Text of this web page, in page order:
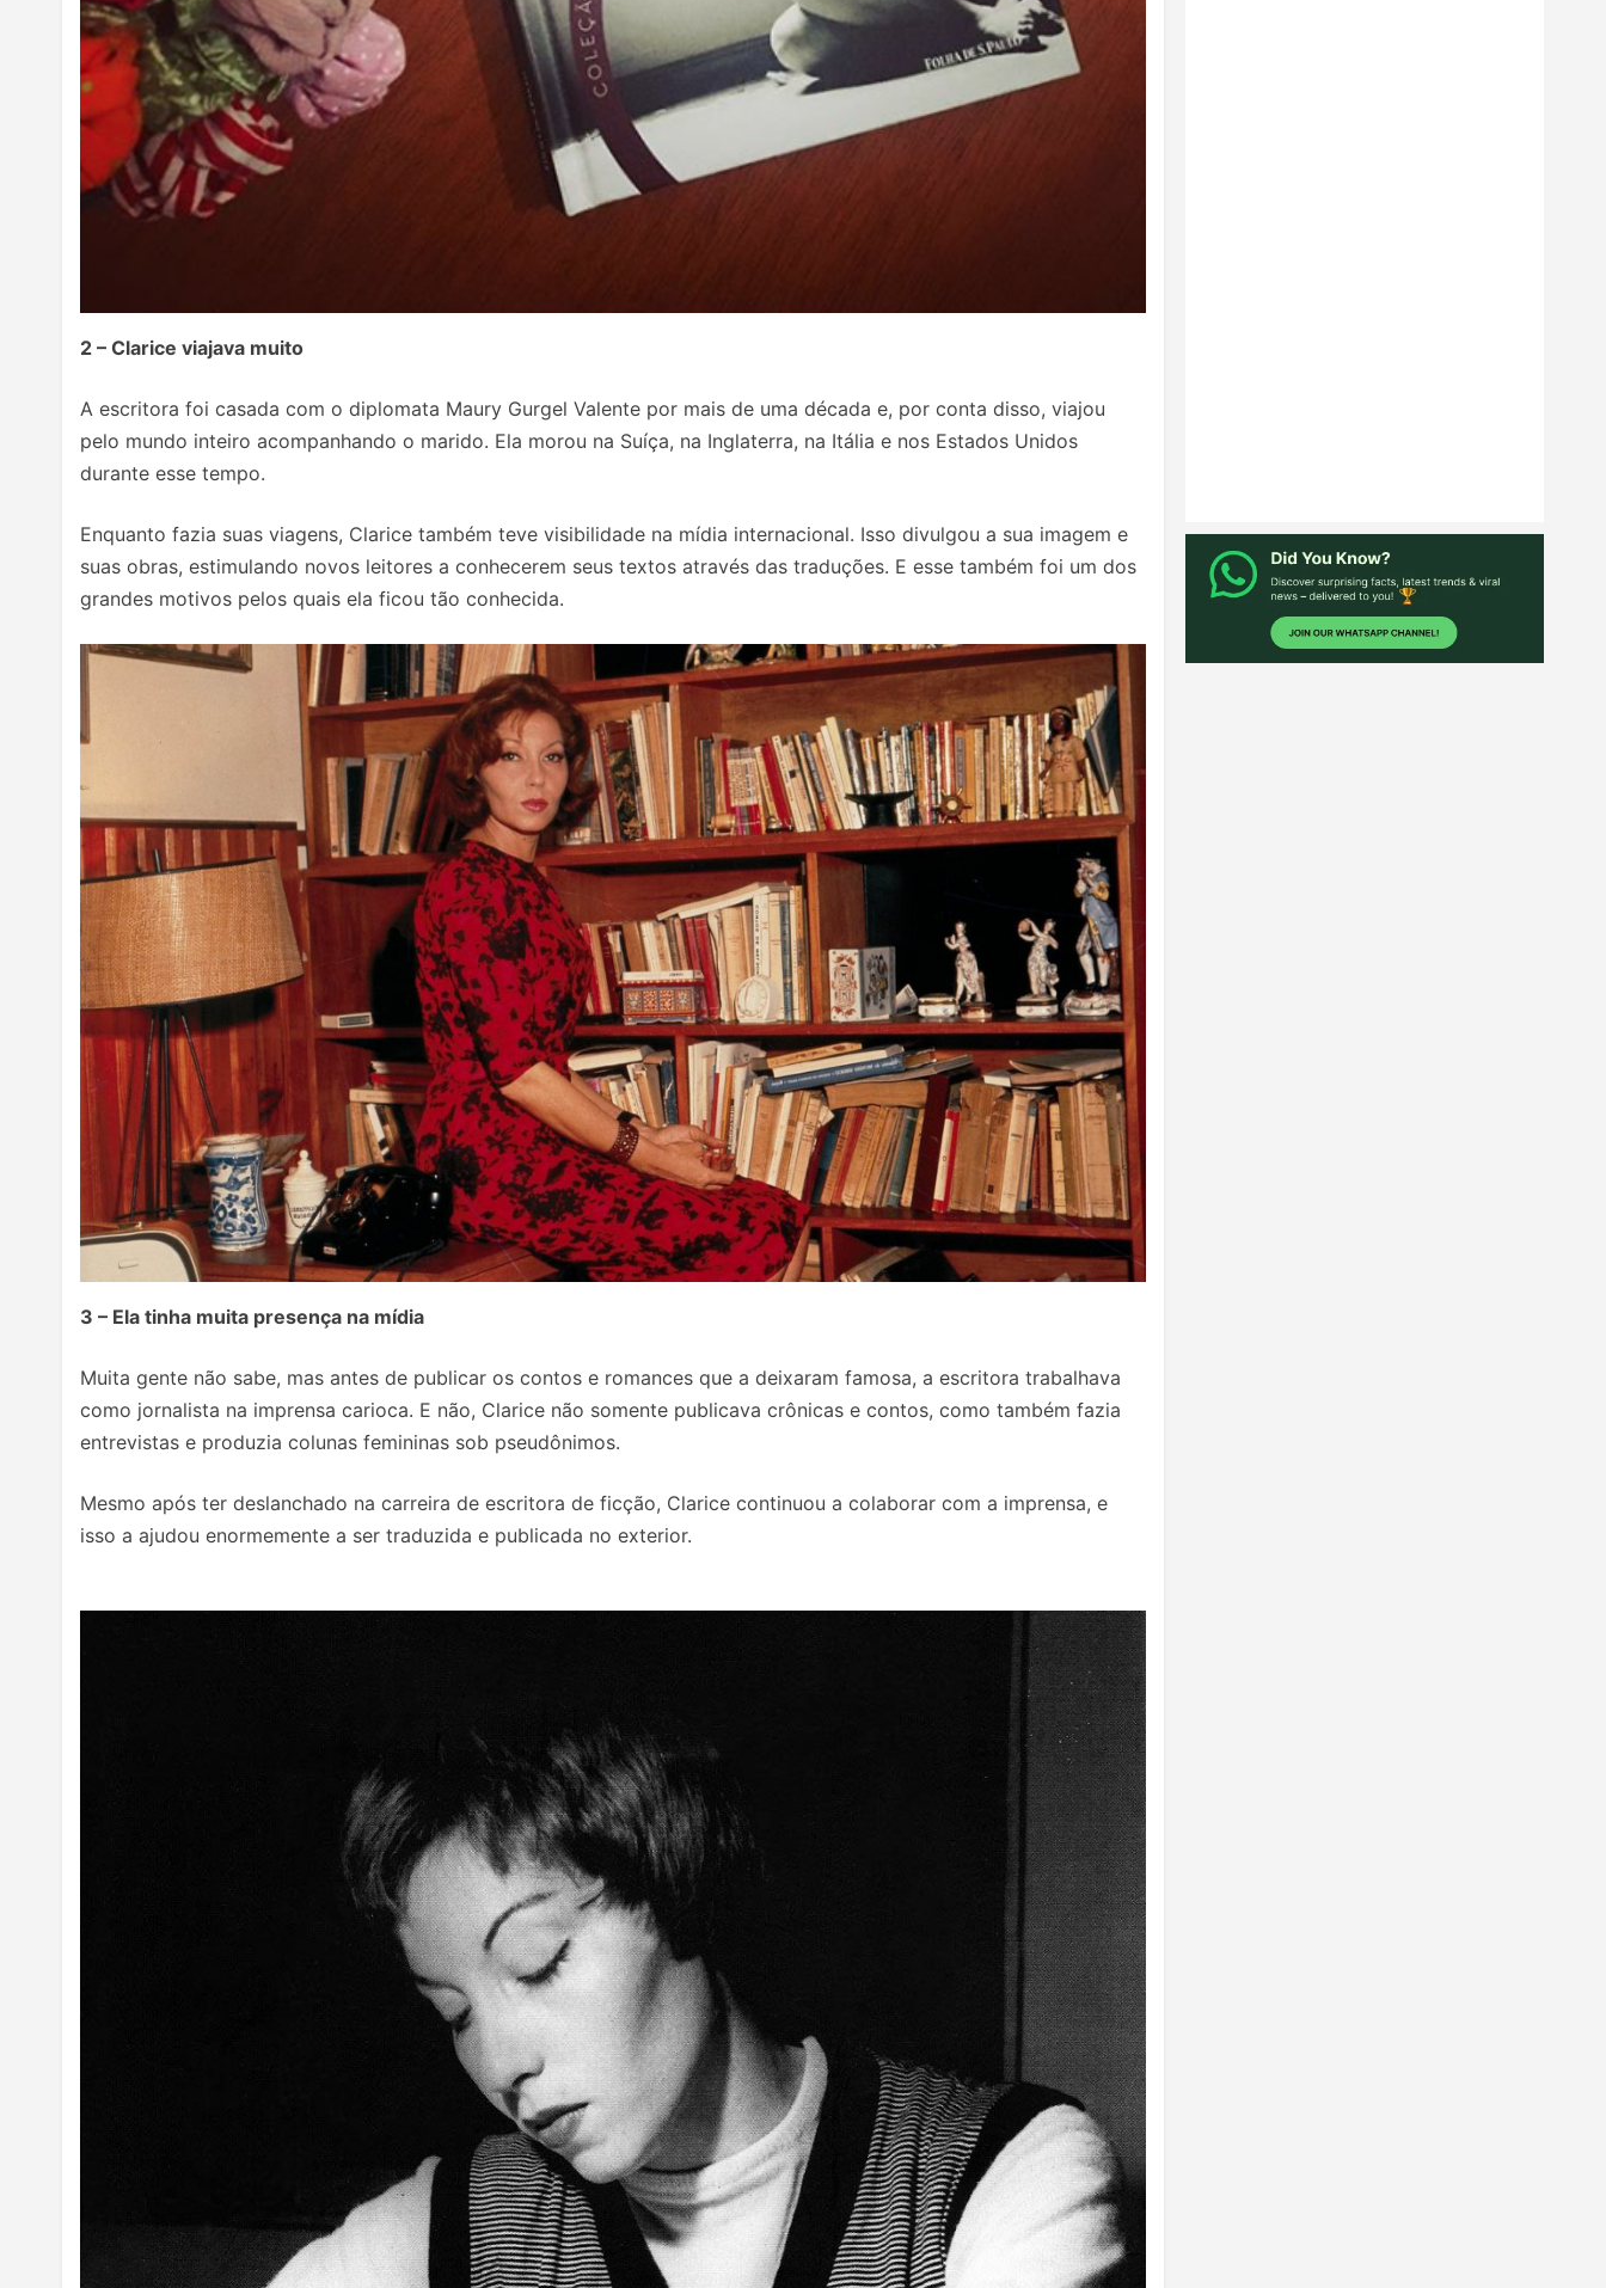
2 – Clarice viajava muito
A escritora foi casada com o diplomata Maury Gurgel Valente por mais de uma década e, por conta disso, viajou
pelo mundo inteiro acompanhando o marido. Ela morou na Suíça, na Inglaterra, na Itália e nos Estados Unidos
durante esse tempo.
Enquanto fazia suas viagens, Clarice também teve visibilidade na mídia internacional. Isso divulgou a sua imagem e
suas obras, estimulando novos leitores a conhecerem seus textos através das traduções. E esse também foi um dos
grandes motivos pelos quais ela ficou tão conhecida.
3 – Ela tinha muita presença na mídia
Muita gente não sabe, mas antes de publicar os contos e romances que a deixaram famosa, a escritora trabalhava
como jornalista na imprensa carioca. E não, Clarice não somente publicava crônicas e contos, como também fazia
entrevistas e produzia colunas femininas sob pseudônimos.
Mesmo após ter deslanchado na carreira de escritora de ficção, Clarice continuou a colaborar com a imprensa, e
isso a ajudou enormemente a ser traduzida e publicada no exterior.